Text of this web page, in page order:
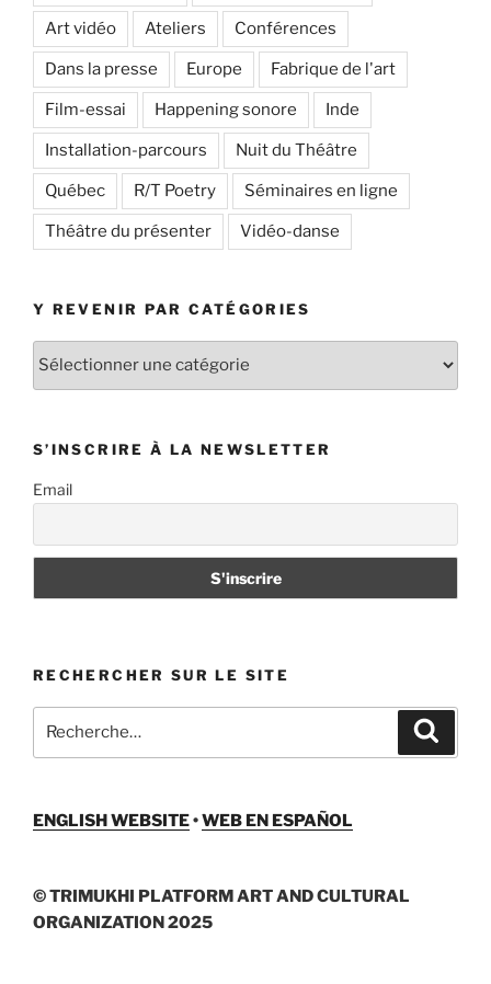
Art vidéo Ateliers Conférences
Dans la presse Europe Fabrique de l'art
Film-essai Happening sonore Inde
Installation-parcours Nuit du Théâtre
Québec R/T Poetry Séminaires en ligne
Théâtre du présenter Vidéo-danse
Y REVENIR PAR CATÉGORIES
Y
S’INSCRIRE À LA NEWSLETTER
Email
RECHERCHER SUR LE SITE
pour
ENGLISH WEBSITE•WEB EN ESPAÑOL
© TRIMUKHI PLATFORM ART AND CULTURAL
ORGANIZATION 2025